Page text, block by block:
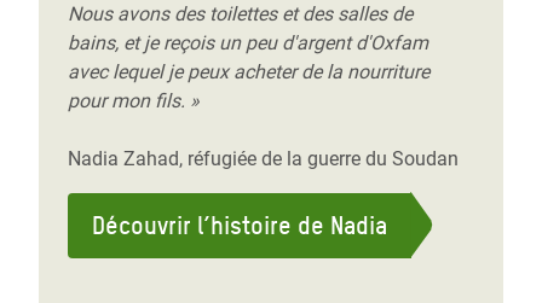
Nous avons des toilettes et des salles de
bains, et je reçois un peu d'argent d'Oxfam
avec lequel je peux acheter de la nourriture
pour mon fils. »
Nadia Zahad, réfugiée de la guerre du Soudan
Découvrir l’histoire de Nadia